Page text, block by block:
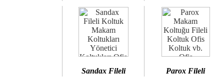
Sandax Fileli Parox Fileli